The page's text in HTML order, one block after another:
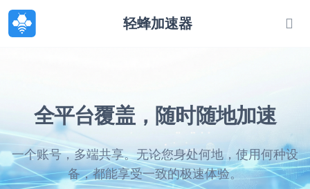
轻蜂加速器
全平台覆盖，随时随地加速
一个账号，多端共享。无论您身处何地，使用何种设
备，都能享受一致的极速体验。